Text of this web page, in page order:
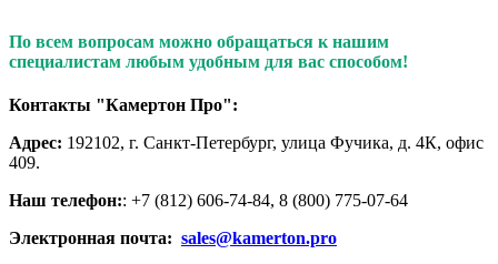
По всем вопросам можно обращаться к нашим
специалистам любым удобным для вас способом!
Контакты "Камертон Про":
Адрес: 192102, г. Санкт-Петербург, улица Фучика, д. 4К, офис
409.
Наш телефон:: +7 (812) 606-74-84, 8 (800) 775-07-64
Электронная почта: sales@kamerton.pro